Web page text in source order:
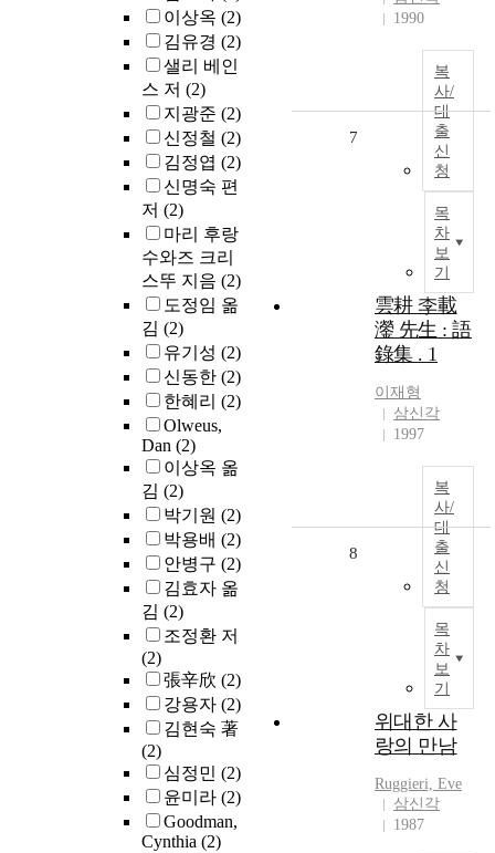
이상옥 (2)
김유경 (2)
샐리 베인
스 저 (2)
지광준 (2)
신정철 (2)
김정엽 (2)
신명숙 편
저 (2)
마리 후랑
수와즈 크리
스뚜 지음 (2)
도정임 옮
김 (2)
유기성 (2)
신동한 (2)
한혜리 (2)
Olweus,
Dan (2)
이상옥 옮
김 (2)
박기원 (2)
박용배 (2)
안병구 (2)
김효자 옮
김 (2)
조정환 저
(2)
張辛欣 (2)
강용자 (2)
김현숙 著
(2)
심정민 (2)
윤미라 (2)
Goodman,
Cynthia (2)
1990
복
사/
대
출
신
청
목
차
보
기
7
雲耕 李載
灐 先生 : 語
錄集 . 1
이재형
삼신각
1997
복
사/
대
출
신
청
목
차
보
기
8
위대한 사
랑의 만남
Ruggieri, Eve
삼신각
1987